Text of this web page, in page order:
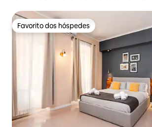
Favorito dos hóspedes
Favorito dos hóspedes